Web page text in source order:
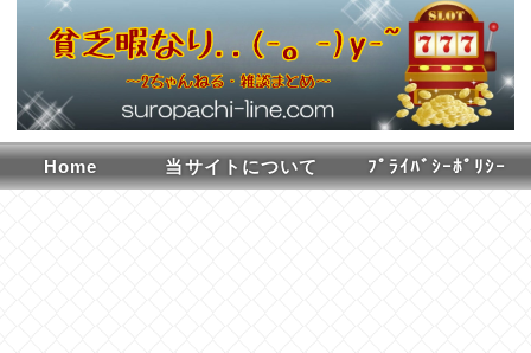
Home 当サイトについて ﾌﾟﾗｲﾊﾞｼｰﾎﾟﾘｼｰ